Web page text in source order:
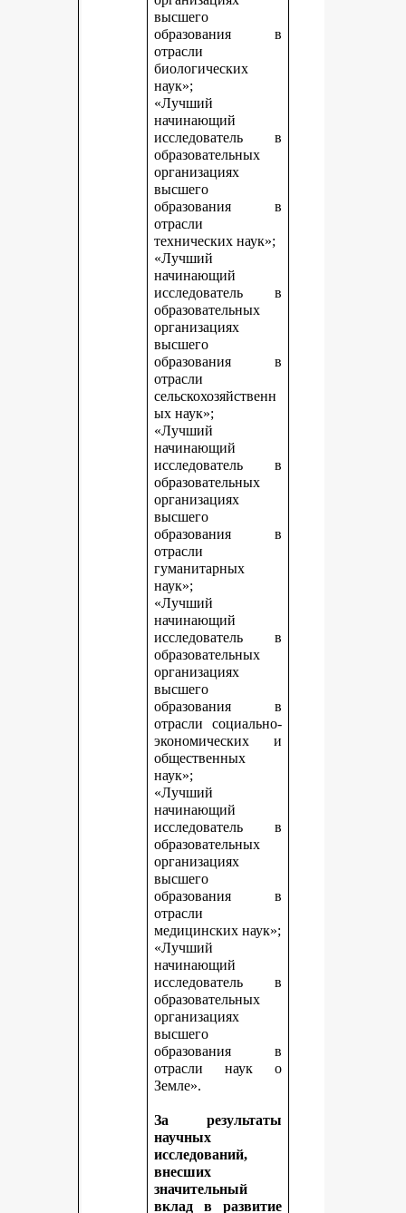
высшего
образования в
отрасли
биологических
наук»;
«Лучший
начинающий
исследователь в
образовательных
организациях
высшего
образования в
отрасли
технических наук»;
«Лучший
начинающий
исследователь в
образовательных
организациях
высшего
образования в
отрасли
сельскохозяйственн
ых наук»;
«Лучший
начинающий
исследователь в
образовательных
организациях
высшего
образования в
отрасли
гуманитарных
наук»;
«Лучший
начинающий
исследователь в
образовательных
организациях
высшего
образования в
отрасли социально-
экономических и
общественных
наук»;
«Лучший
начинающий
исследователь в
образовательных
организациях
высшего
образования в
отрасли
медицинских наук»;
«Лучший
начинающий
исследователь в
образовательных
организациях
высшего
образования в
отрасли наук о
Земле».
За результаты
научных
исследований,
внесших
значительный
вклад в развитие